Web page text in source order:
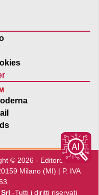
© 2026 - Editore:Edra
Milano (MI) | P. IVA
-Tutti i diritti riservati